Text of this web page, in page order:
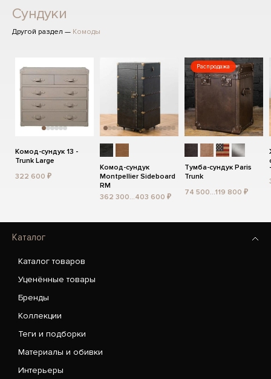
Сундуки
Другой раздел — Комоды
Комод-сундук 13 -
Trunk Large
322 600 ₽
Комод-сундук
Montpellier Sideboard
RM
362 300...403 600 ₽
Распродажа
Тумба-сундук Paris
Trunk
74 500...119 800 ₽
Каталог
Каталог товаров
Уценённые товары
Бренды
Коллекции
Теги и подборки
Материалы и обивки
Интерьеры